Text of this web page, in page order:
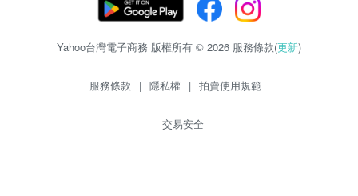
Yahoo台灣電子商務 版權所有 © 2026 服務條款(更新)
服務條款 | 隱私權 | 拍賣使用規範
交易安全